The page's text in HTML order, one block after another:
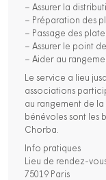
– Assurer la
– Préparation des
– Passage des
– Assurer le point
– Aider au
Le service a lieu
associations
au rangement de la
bénévoles sont les
Chorba.
Info pratiques
Lieu de rendez-
75019 Paris